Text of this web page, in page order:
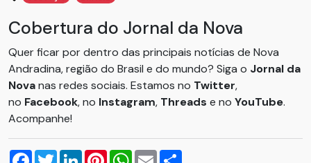
Cobertura do Jornal da Nova
Quer ficar por dentro das principais notícias de Nova
Andradina, região do Brasil e do mundo? Siga o Jornal da
Novanas redes sociais. Estamos no Twitter,
no Facebook, no Instagram, Threads e no YouTube.
Acompanhe!
Facebook
TwitterLinkedInPinterestWhatsApp
Email